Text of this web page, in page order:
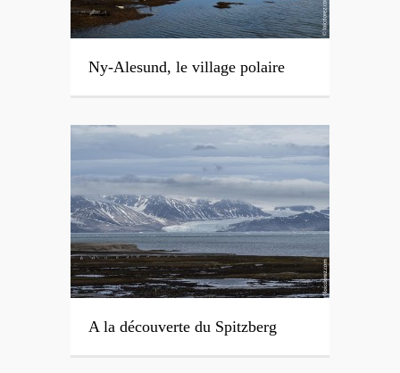
Ny-Alesund, le village polaire
A la découverte du Spitzberg